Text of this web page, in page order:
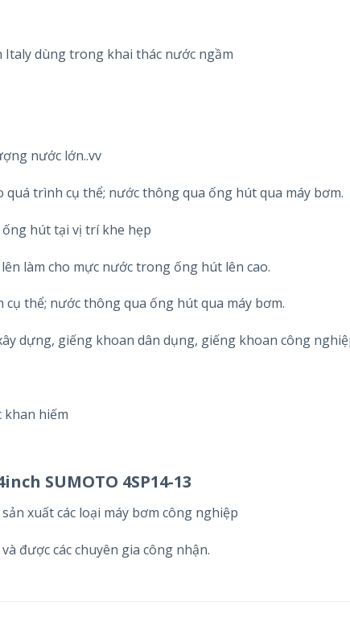
Italy dùng trong khai thác nước ngầm
nước lớn..vv
quá trình cụ thể; nước thông qua ống hút qua máy bơm.
hút tại vị trí khe hẹp
làm cho mực nước trong ống hút lên cao.
thể; nước thông qua ống hút qua máy bơm.
dựng, giếng khoan dân dụng, giếng khoan công
hiếm
SUMOTO 4SP14-13
xuất các loại máy bơm công nghiệp
được các chuyên gia công nhận.